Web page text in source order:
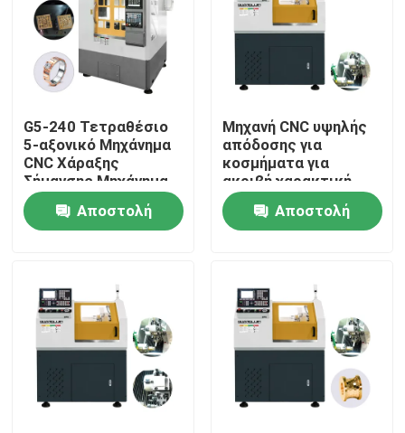
Αρχική
Προϊόντα
Εκπομπή VR
Σχετικά με εμάς
Ξενάγηση στο Εργοστάσιο
Ποιοτικός έλεγχος
G5-240 Τετραθέσιο
5-αξονικό Μηχάνημα
CNC Χάραξης
Σήμανσης Μηχάνημα
CNC Χρυσών
Κοσμημάτων 5-
αξονικό Μηχάνημα
Εργασιών Προς
Πώληση
Αποστολή
Μηχανή CNC υψηλής
απόδοσης για
κοσμήματα για
ακριβή χαρακτική
Αποστολή